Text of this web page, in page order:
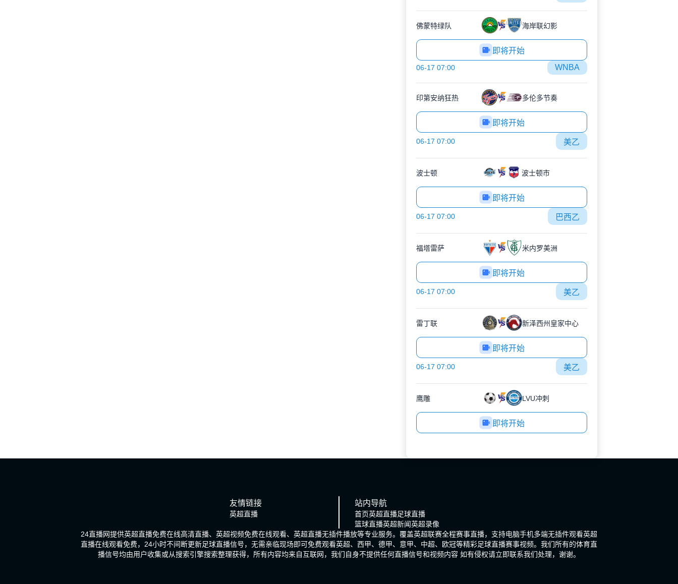
佛蒙特绿队 海岸联幻影
即将开始
06-17 07:00 WNBA
印第安纳狂热 多伦多节奏
即将开始
06-17 07:00 美乙
波士顿 波士顿市
即将开始
06-17 07:00 巴西乙
福塔雷萨 米内罗美洲
即将开始
06-17 07:00 美乙
雷丁联 新泽西州皇家中心
即将开始
06-17 07:00 美乙
鹰雕 LVU冲刺
即将开始
友情链接
英超直播
站内导航
首页英超直播足球直播
篮球直播英超新闻英超录像
24直播网提供英超直播免费在线高清直播、英超视频免费在线观看、英超直播无插件播放等专业服务。覆盖英超联赛全程赛事直播，支持电脑手机多端无插件观看英超
直播在线观看免费，24小时不间断更新足球直播信号，无需亲临现场即可免费观看英超、西甲、德甲、意甲、中超、欧冠等精彩足球直播赛事视频。我们所有的体育直
播信号均由用户收集或从搜索引擎搜索整理获得，所有内容均来自互联网，我们自身不提供任何直播信号和视频内容 如有侵权请立即联系我们处理，谢谢。